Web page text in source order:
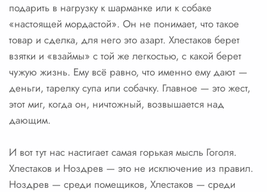
подарить в нагрузку к шарманке или к собаке
«настоящей мордастой». Он не понимает, что такое
товар и сделка, для него это азарт. Хлестаков берет
взятки и «взаймы» с той же легкостью, с какой берет
чужую жизнь. Ему всё равно, что именно ему дают —
деньги, тарелку супа или собачку. Главное — это жест,
этот миг, когда он, ничтожный, возвышается над
дающим.
И вот тут нас настигает самая горькая мысль Гоголя.
Хлестаков и Ноздрев — это не исключение из правил.
Ноздрев — среди помещиков, Хлестаков — среди